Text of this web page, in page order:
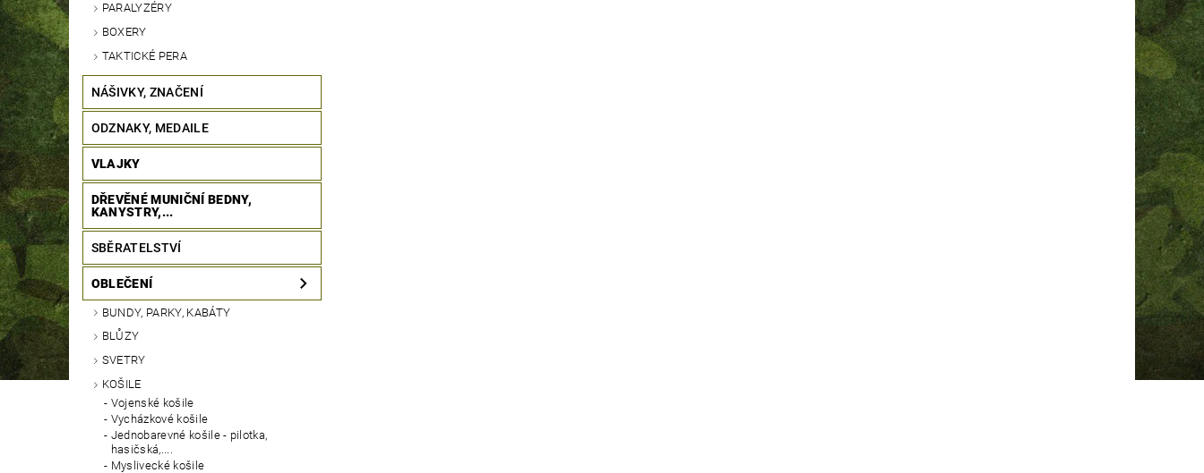
PARALYZÉRY
BOXERY
TAKTICKÉ PERA
NÁŠIVKY, ZNAČENÍ
ODZNAKY, MEDAILE
VLAJKY
DŘEVĚNÉ MUNIČNÍ BEDNY,
KANYSTRY,...
SBĚRATELSTVÍ
OBLEČENÍ
BUNDY, PARKY, KABÁTY
BLŮZY
SVETRY
KOŠILE
Vojenské košile
Vycházkové košile
Jednobarevné košile - pilotka,
hasičská,....
Myslivecké košile